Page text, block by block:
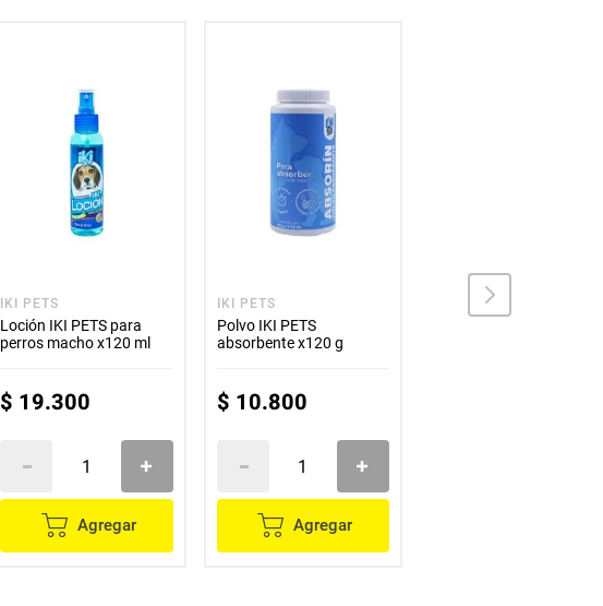
IKI PETS
Loción IKI PETS para
perros macho x120 ml
$ 19.300
Agregar
IKI PETS
Polvo IKI PETS
absorbente x120 g
$ 10.800
Agregar
FORTAGE